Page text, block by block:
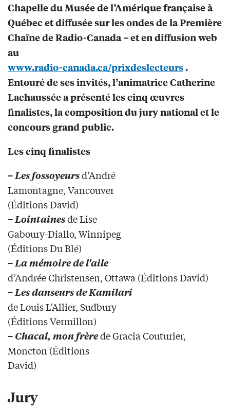
Chapelle du Musée de l’Amérique française à
Québec et diffusée sur les ondes de la Première
Chaîne de Radio-Canada – et en diffusion web
au
www.radio-canada.ca/prixdeslecteurs .
Entouré de ses invités, l’animatrice Catherine
Lachaussée a présenté les cinq œuvres
finalistes, la composition du jury national et le
concours grand public.
Les cinq finalistes
–Les fossoyeursd’André
Lamontagne, Vancouver
(Éditions David)
–Lointainesde Lise
Gaboury-Diallo, Winnipeg
(Éditions Du Blé)
–La mémoire de l’aile
d’Andrée Christensen, Ottawa (Éditions David)
–Les danseurs de Kamilari
de Louis L’Allier, Sudbury
(Éditions Vermillon)
– Chacal, mon frèrede Gracia Couturier,
Moncton (Éditions
David)
Jury